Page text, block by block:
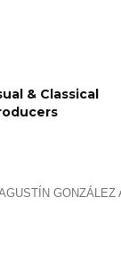
& Classical
GONZÁLEZ